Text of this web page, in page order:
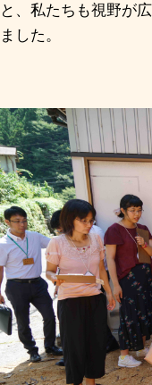
と、私たちも視野が
ました。